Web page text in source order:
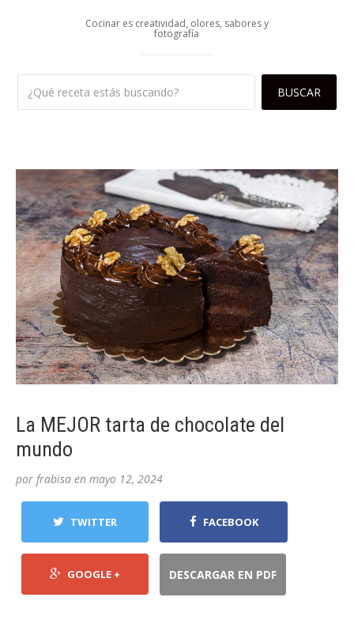
Cocinar es creatividad, olores, sabores y
fotografía
La MEJOR tarta de chocolate del
mundo
por frabisa en mayo 12, 2024
TWITTER FACEBOOK
GOOGLE + DESCARGAR EN PDF